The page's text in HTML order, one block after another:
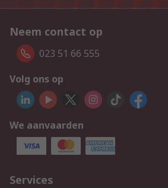
Neem contact op
023 51 66 555
Volg ons op
We aanvaarden
Services